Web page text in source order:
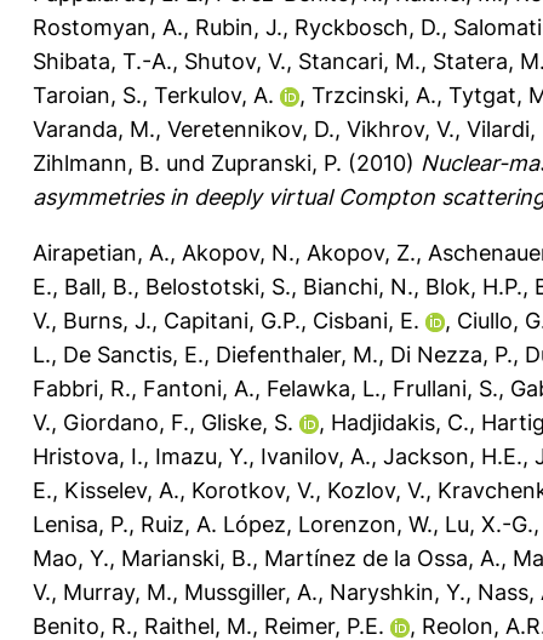
Rostomyan, A., Rubin, J., Ryckbosch, D.,
Shibata, T.-A., Shutov, V., Stancari, M., Statera,
Taroian, S., Terkulov, A. , Trzcinski, A., Tytgat,
Varanda, M., Veretennikov, D., Vikhrov, V., Vilardi,
Zihlmann, B. und Zupranski, P. (2010) Nuclear-
asymmetries in deeply virtual Compton
Airapetian, A., Akopov, N., Akopov, Z.,
E., Ball, B., Belostotski, S., Bianchi, N., Blok, H.P.,
V., Burns, J., Capitani, G.P., Cisbani, E. , Ciullo,
L., De Sanctis, E., Diefenthaler, M., Di Nezza, P.,
Fabbri, R., Fantoni, A., Felawka, L., Frullani, S.,
V., Giordano, F., Gliske, S. , Hadjidakis, C.,
Hristova, I., Imazu, Y., Ivanilov, A., Jackson, H.E.,
E., Kisselev, A., Korotkov, V., Kozlov, V.,
Lenisa, P., Ruiz, A. López, Lorenzon, W., Lu, X.-G.
Mao, Y., Marianski, B., Martínez de la Ossa, A.,
V., Murray, M., Mussgiller, A., Naryshkin, Y., Nass,
Benito, R., Raithel, M., Reimer, P.E. , Reolon,